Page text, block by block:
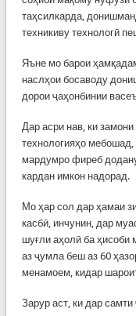
таҳсилкарда,
техникиву технологӣ
Яъне мо барои
наслҳои босаводу
дорои ҷаҳонбинии
Дар асри нав, ки
технологияҳо
мардумро фиреб
кардан имкон надорад.
Мо ҳар сол дар ҳамаи
касбӣ, инчунин, дар
шуғли аҳолӣ ба ҳисоби
аз ҷумла беш аз 60
менамоем, кидар
Зарур аст, ки дар